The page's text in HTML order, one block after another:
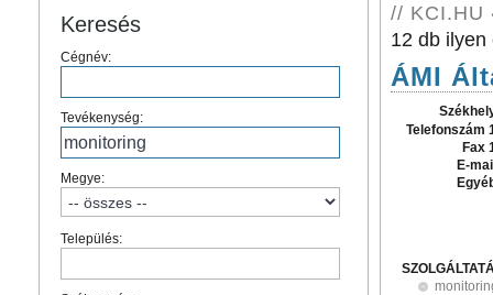
Keresés
Cégnév:
Tevékenység:
Megye:
Település:
// KCI.HU
12 db ilyen
ÁMI
Telefonszám
Fax
E-